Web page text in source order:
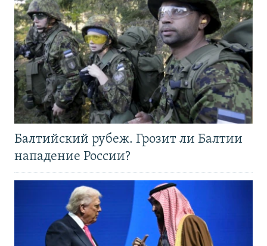
Балтийский рубеж. Грозит ли Балтии
нападение России?